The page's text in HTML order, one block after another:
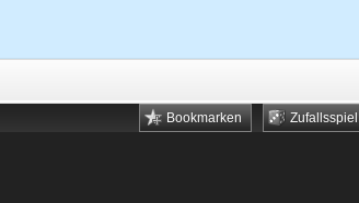
Zufallsspiel
Bookmarken